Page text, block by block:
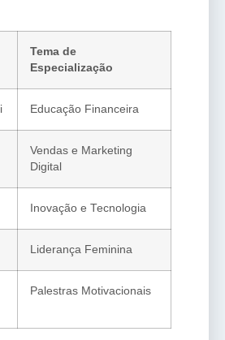
Tema de
Especialização
Educação Financeira
Vendas e Marketing
Digital
Inovação e Tecnologia
Liderança Feminina
Palestras Motivacionais